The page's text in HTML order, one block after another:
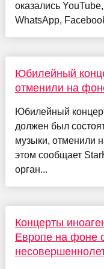
оказались
WhatsApp,
Юбилейный
отменили на
Юбилейный
должен был
музыки, отменили
этом сообщает
орган...
Концерты
Европе на фоне